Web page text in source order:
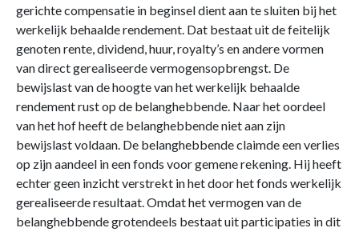
gerichte compensatie in beginsel dient aan te sluiten bij het
werkelijk behaalde rendement. Dat bestaat uit de feitelijk
genoten rente, dividend, huur, royalty’s en andere vormen
van direct gerealiseerde vermogensopbrengst. De
bewijslast van de hoogte van het werkelijk behaalde
rendement rust op de belanghebbende. Naar het oordeel
van het hof heeft de belanghebbende niet aan zijn
bewijslast voldaan. De belanghebbende claimde een verlies
op zijn aandeel in een fonds voor gemene rekening. Hij heeft
echter geen inzicht verstrekt in het door het fonds werkelijk
gerealiseerde resultaat. Omdat het vermogen van de
belanghebbende grotendeels bestaat uit participaties in dit